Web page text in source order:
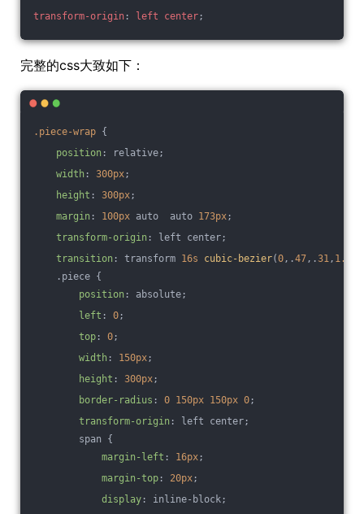
transform-origin : left center;
完整的css大致如下：
.piece-wrap {
position : relative;
width : 300px;
height : 300px;
margin : 100px auto  auto 173px;
transform-origin : left center;
transition : transform 16s cubic-bezier(0,.47,.31, 1.03
.piece {
position : absolute;
left : 0;
top : 0;
width : 150px;
height : 300px;
border-radius : 0 150px 150px 0;
transform-origin : left center;
span {
margin-left : 16px;
margin-top : 20px;
display : inline-block;